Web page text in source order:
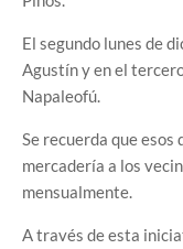
El segundo lunes de
Agustín y en el
Napaleofú.
Se recuerda que
mercadería a los
mensualmente.
A través de esta